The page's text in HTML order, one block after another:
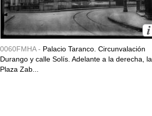
0060FMHA - Palacio Taranco. Circunvalación
Durango y calle Solís. Adelante a la derecha, la
Plaza Zab...